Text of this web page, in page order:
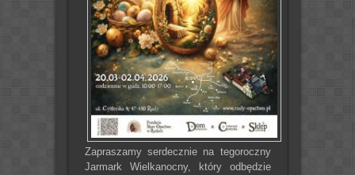
Zapraszamy serdecznie na tegoroczny
Jarmark Wielkanocny, który odbędzie